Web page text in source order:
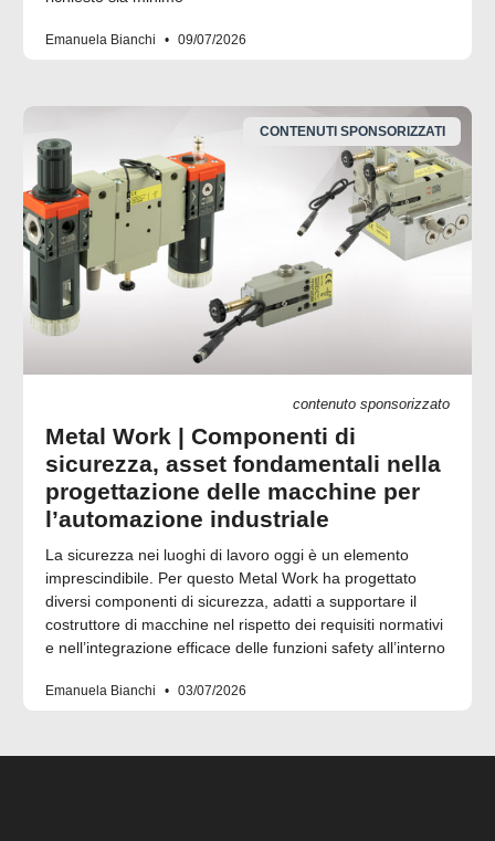
Emanuela Bianchi 09/07/2026
CONTENUTI SPONSORIZZATI
contenuto sponsorizzato
Metal Work | Componenti di
sicurezza, asset fondamentali nella
progettazione delle macchine per
l’automazione industriale
La sicurezza nei luoghi di lavoro oggi è un elemento
imprescindibile. Per questo Metal Work ha progettato
diversi componenti di sicurezza, adatti a supportare il
costruttore di macchine nel rispetto dei requisiti normativi
e nell’integrazione efficace delle funzioni safety all’interno
Emanuela Bianchi 03/07/2026